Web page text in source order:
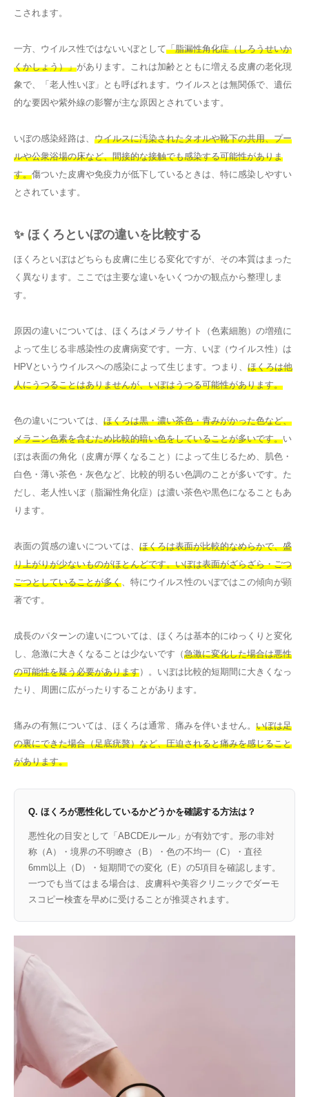
こされます。
一方、ウイルス性ではないいぼとして「脂漏性角化症（しろうせいか
くかしょう）」があります。これは加齢とともに増える皮膚の老化現
象で、「老人性いぼ」とも呼ばれます。ウイルスとは無関係で、遺伝
的な要因や紫外線の影響が主な原因とされています。
いぼの感染経路は、 ウイルスに汚染されたタオルや靴下の共用、プー
ルや公衆浴場の床など、間接的な接触でも感染する可能性がありま
す。傷ついた皮膚や免疫力が低下しているときは、特に感染しやすい
とされています。
✨ ほくろといぼの違いを比較する
ほくろといぼはどちらも皮膚に生じる変化ですが、その本質はまった
く異なります。ここでは主要な違いをいくつかの観点から整理しま
す。
原因の違いについては、ほくろはメラノサイト（色素細胞）の増殖に
よって生じる非感染性の皮膚病変です。一方、いぼ（ウイルス性）は
HPVというウイルスへの感染によって生じます。つまり、 ほくろは他
人にうつることはありませんが、いぼはうつる可能性があります。
色の違いについては、 ほくろは黒・濃い茶色・青みがかった色など、
メラニン色素を含むため比較的暗い色をしていることが多いです。い
ぼは表面の角化（皮膚が厚くなること）によって生じるため、肌色・
白色・薄い茶色・灰色など、比較的明るい色調のことが多いです。た
だし、老人性いぼ（脂漏性角化症）は濃い茶色や黒色になることもあ
ります。
表面の質感の違いについては、 ほくろは表面が比較的なめらかで、盛
り上がりが少ないものがほとんどです。いぼは表面がざらざら・ごつ
ごつとしていることが多く、特にウイルス性のいぼではこの傾向が顕
著です。
成長のパターンの違いについては、ほくろは基本的にゆっくりと変化
し、急激に大きくなることは少ないです（急激に変化した場合は悪性
の可能性を疑う必要があります）。いぼは比較的短期間に大きくなっ
たり、周囲に広がったりすることがあります。
痛みの有無については、ほくろは通常、痛みを伴いません。 いぼは足
の裏にできた場合（足底疣贅）など、圧迫されると痛みを感じること
があります。
Q. ほくろが悪性化しているかどうかを確認する方法は？
悪性化の目安として「ABCDEルール」が有効です。形の非対
称（A）・境界の不明瞭さ（B）・色の不均一（C）・直径
6mm以上（D）・短期間での変化（E）の5項目を確認します。
一つでも当てはまる場合は、皮膚科や美容クリニックでダーモ
スコピー検査を早めに受けることが推奨されます。